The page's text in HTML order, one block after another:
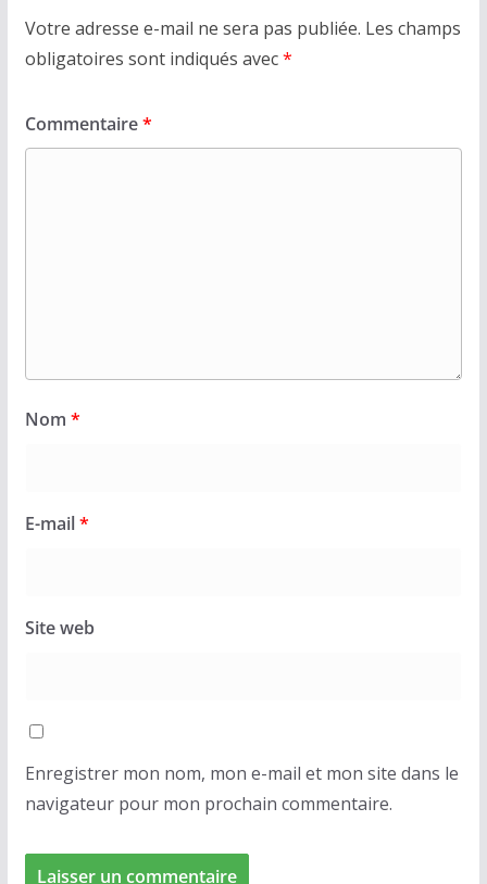
Votre adresse e-mail ne sera pas publiée. Les champs
obligatoires sont indiqués avec*
Commentaire*
Nom *
E-mail*
Site web
Enregistrer mon nom, mon e-mail et mon site dans le
navigateur pour mon prochain commentaire.